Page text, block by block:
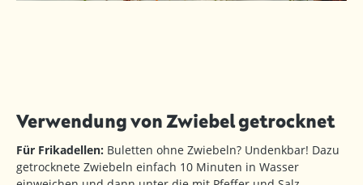
Verwendung von Zwiebel getrocknet
Für Frikadellen: Buletten ohne Zwiebeln? Undenkbar! Dazu
getrocknete Zwiebeln einfach 10 Minuten in Wasser